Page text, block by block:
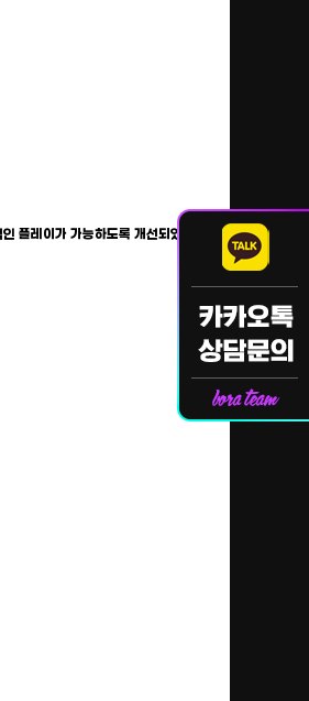
플레이가 가능하도록 개선되었으